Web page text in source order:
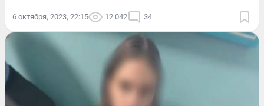
6 октября, 2023, 22:15 12 042 34